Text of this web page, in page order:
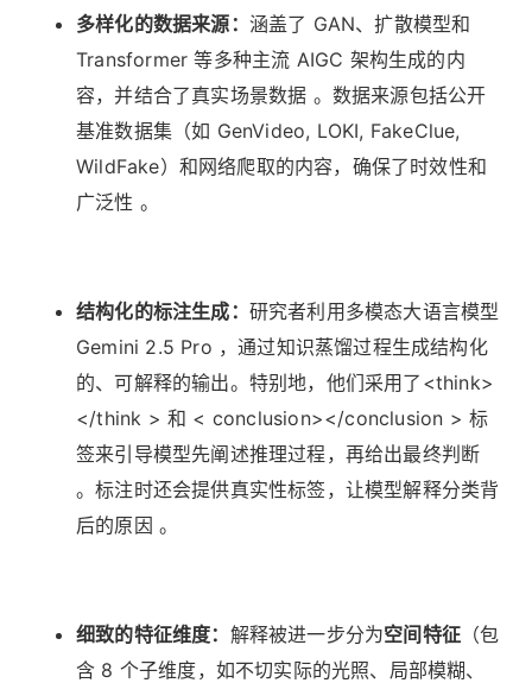
多样化的数据来源： 涵盖了 GAN、扩散模型和
Transformer 等多种主流 AIGC 架构生成的内
容，并结合了真实场景数据 。数据来源包括公开
基准数据集（如 GenVideo, LOKI, FakeClue,
WildFake）和网络爬取的内容，确保了时效性和
广泛性 。
结构化的标注生成： 研究者利用多模态大语言模型
Gemini 2.5 Pro ，通过知识蒸馏过程生成结构化
的、可解释的输出。特别地，他们采用了<think>
</think > 和 < conclusion></conclusion > 标
签来引导模型先阐述推理过程，再给出最终判断
。标注时还会提供真实性标签，让模型解释分类背
后的原因 。
细致的特征维度： 解释被进一步分为空间特征 （包
含 8 个子维度，如不切实际的光照、局部模糊、